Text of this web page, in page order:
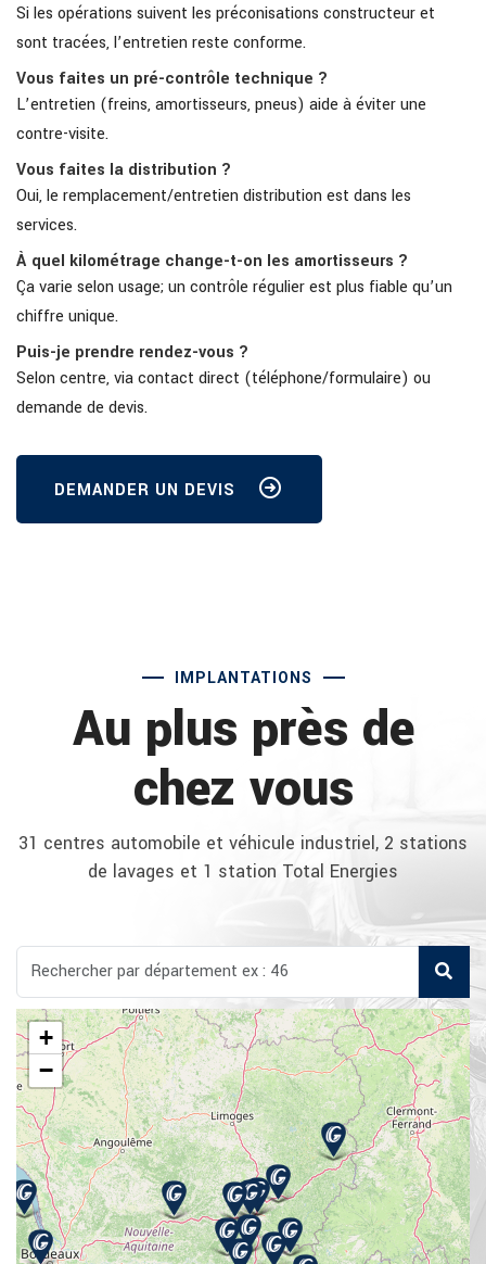
Si les opérations suivent les préconisations constructeur et
sont tracées, l’entretien reste conforme.
Vous faites un pré-contrôle technique ?
L’entretien (freins, amortisseurs, pneus) aide à éviter une
contre-visite.
Vous faites la distribution ?
Oui, le remplacement/entretien distribution est dans les
services.
À quel kilométrage change-t-on les amortisseurs ?
Ça varie selon usage; un contrôle régulier est plus fiable qu’un
chiffre unique.
Puis-je prendre rendez-vous ?
Selon centre, via contact direct (téléphone/formulaire) ou
demande de devis.
DEMANDER UN DEVIS
IMPLANTATIONS
Au plus près de
chez vous
31 centres automobile et véhicule industriel, 2 stations
de lavages et 1 station Total Energies
+
−